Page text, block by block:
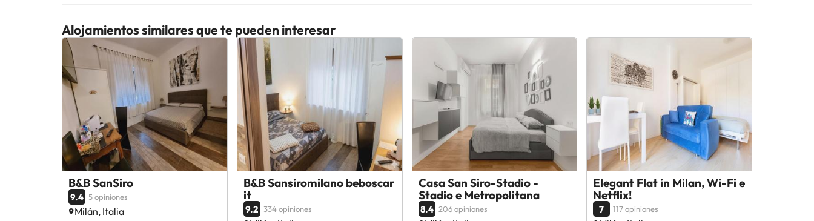
Alojamientos similares que te pueden interesar
B&B SanSiro
9.4 5 opiniones
Milán, Italia
B&B Sansiromilano beboscar
it
9.2 334 opiniones
Casa San Siro-Stadio -
Stadio e Metropolitana
8.4 206 opiniones
Elegant Flat in Milan, Wi-Fi e
Netflix!
7 117 opiniones